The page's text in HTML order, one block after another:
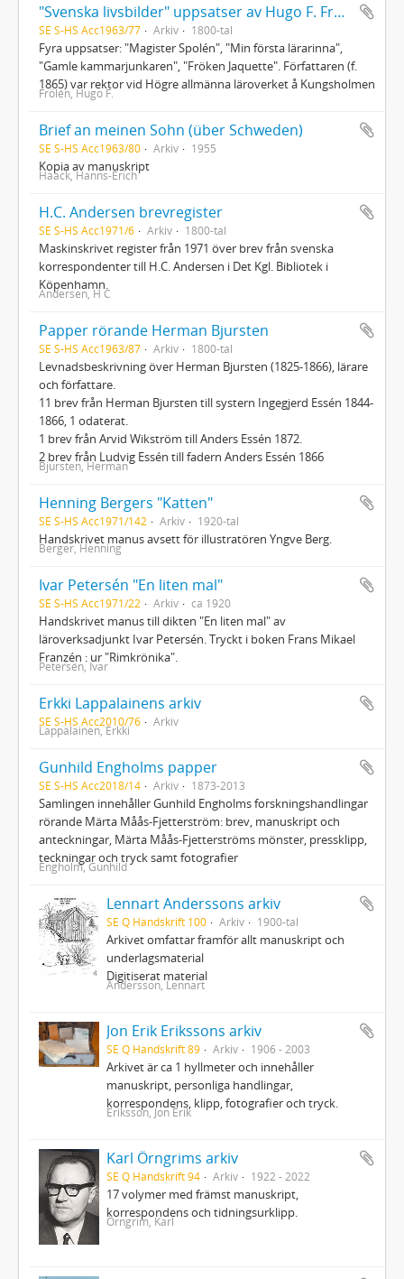
"Svenska livsbilder" uppsatser av Hugo F. Frölén
SE S-HS Acc1963/77 Arkiv 1800-tal
Fyra uppsatser: "Magister Spolén", "Min första lärarinna",
"Gamle kammarjunkaren", "Fröken Jaquette". Författaren (f.
1865) var rektor vid Högre allmänna läroverket å Kungsholmen
Frölén, Hugo F.
Brief an meinen Sohn (über Schweden)
SE S-HS Acc1963/80 Arkiv 1955
Kopia av manuskript
Haack, Hanns-Erich
H.C. Andersen brevregister
SE S-HS Acc1971/6 Arkiv 1800-tal
Maskinskrivet register från 1971 över brev från svenska
korrespondenter till H.C. Andersen i Det Kgl. Bibliotek i
Köpenhamn.
Andersen, H C
Papper rörande Herman Bjursten
SE S-HS Acc1963/87 Arkiv 1800-tal
Levnadsbeskrivning över Herman Bjursten (1825-1866), lärare
och författare.
11 brev från Herman Bjursten till systern Ingegjerd Essén 1844-
1866, 1 odaterat.
1 brev från Arvid Wikström till Anders Essén 1872.
2 brev från Ludvig Essén till fadern Anders Essén 1866
Bjursten, Herman
Henning Bergers "Katten"
SE S-HS Acc1971/142 Arkiv 1920-tal
Handskrivet manus avsett för illustratören Yngve Berg.
Berger, Henning
Ivar Petersén "En liten mal"
SE S-HS Acc1971/22 Arkiv ca 1920
Handskrivet manus till dikten "En liten mal" av
läroverksadjunkt Ivar Petersén. Tryckt i boken Frans Mikael
Franzén : ur "Rimkrönika".
Petersén, Ivar
Erkki Lappalainens arkiv
SE S-HS Acc2010/76 Arkiv
Lappalainen, Erkki
Gunhild Engholms papper
SE S-HS Acc2018/14 Arkiv 1873-2013
Samlingen innehåller Gunhild Engholms forskningshandlingar
rörande Märta Måås-Fjetterström: brev, manuskript och
anteckningar, Märta Måås-Fjetterströms mönster, pressklipp,
teckningar och tryck samt fotografier
Engholm, Gunhild
Lennart Anderssons arkiv
SE Q Handskrift 100 Arkiv 1900-tal
Arkivet omfattar framför allt manuskript och
underlagsmaterial
Digitiserat material
Andersson, Lennart
Jon Erik Erikssons arkiv
SE Q Handskrift 89 Arkiv 1906 - 2003
Arkivet är ca 1 hyllmeter och innehåller
manuskript, personliga handlingar,
korrespondens, klipp, fotografier och tryck.
Eriksson, Jon Erik
Karl Örngrims arkiv
SE Q Handskrift 94 Arkiv 1922 - 2022
17 volymer med främst manuskript,
korrespondens och tidningsurklipp.
Örngrim, Karl